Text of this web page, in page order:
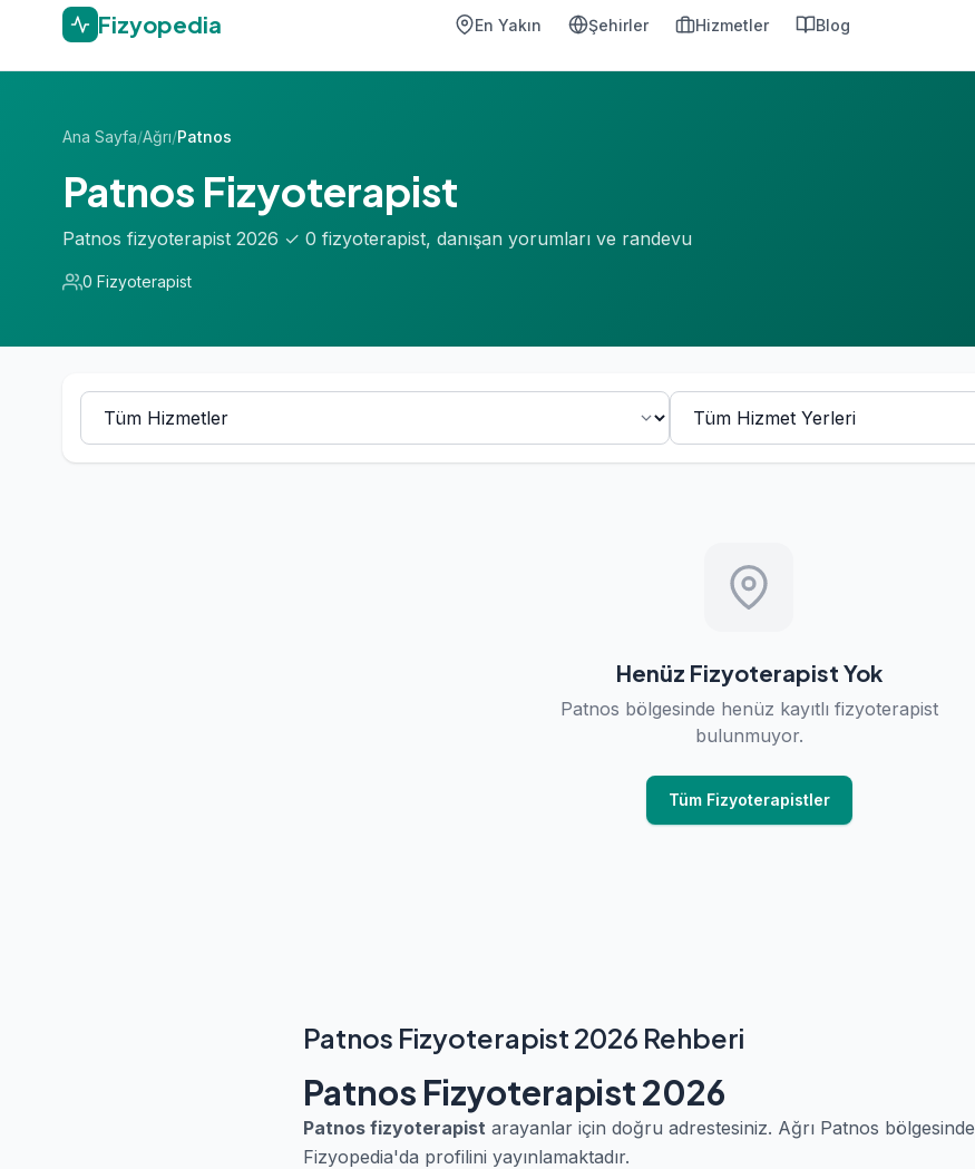
Fizyopedia En Yakın Şehirler Hizmetler Blog
Ana Sayfa/Ağrı/Patnos
Patnos Fizyoterapist
Patnos fizyoterapist 2026 ✓ 0 fizyoterapist, danışan yorumları ve randevu
0 Fizyoterapist
Henüz Fizyoterapist Yok
Patnos bölgesinde henüz kayıtlı fizyoterapist
bulunmuyor.
Tüm Fizyoterapistler
Patnos Fizyoterapist 2026 Rehberi
Patnos Fizyoterapist 2026
Patnos fizyoterapist arayanlar için doğru adrestesiniz. Ağrı Patnos bölgesinde
Fizyopedia'da profilini yayınlamaktadır.